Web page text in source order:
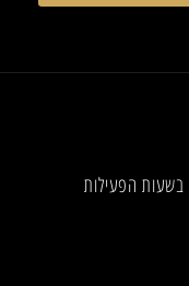
בשעות הפעילות